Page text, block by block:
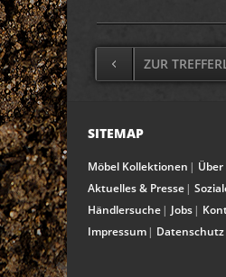
ZUR
SITEMAP
Möbel Kollektionen
Über
Aktuelles & Presse
Händlersuche
Jobs
Impressum
Datenschutz